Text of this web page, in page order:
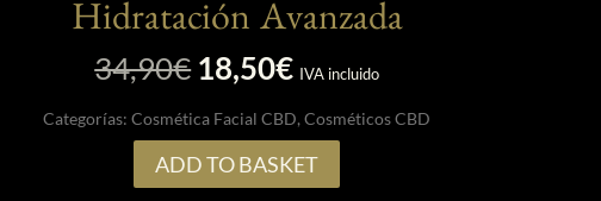
Hidratación Avanzada
34,90€ El
original
era:
34,90€.
18,50€El
actual
es:
18,50€.
IVA incluido
Categorías:Cosmética Facial CBD,Cosméticos CBD
ADD TO BASKET